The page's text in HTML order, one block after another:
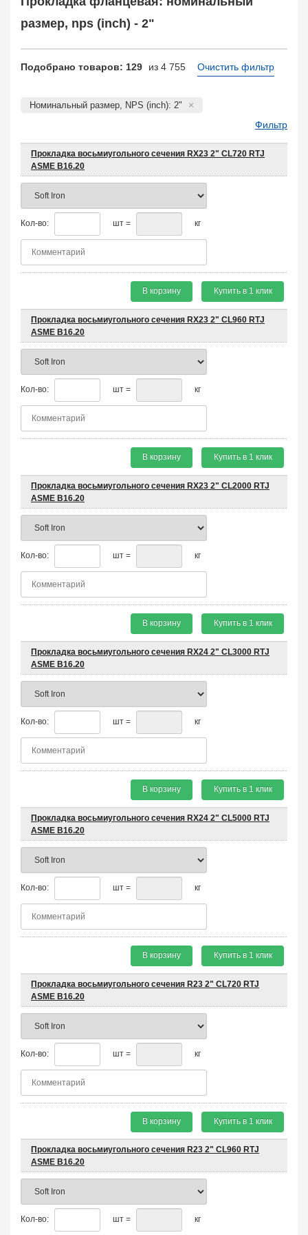
КОФ, ответный 4823
Отбортовка, втулка, кольцо
размер, nps (inch) - 2"
Подобрано товаров: 129 из 4 755 Очистить фильтр
Номинальный размер, NPS (inch): 2"
Фильтр
Прокладка восьмиугольного сечения RX23 2" CL720 RTJ
ASME B16.20
Кол-во: шт = кг
В корзину Купить в 1 клик
Прокладка восьмиугольного сечения RX23 2" CL960 RTJ
ASME B16.20
Кол-во: шт = кг
В корзину Купить в 1 клик
Прокладка восьмиугольного сечения RX23 2" CL2000 RTJ
ASME B16.20
Кол-во: шт = кг
В корзину Купить в 1 клик
Прокладка восьмиугольного сечения RX24 2" CL3000 RTJ
ASME B16.20
Кол-во: шт = кг
В корзину Купить в 1 клик
Прокладка восьмиугольного сечения RX24 2" CL5000 RTJ
ASME B16.20
Кол-во: шт = кг
В корзину Купить в 1 клик
Прокладка восьмиугольного сечения R23 2" CL720 RTJ
ASME B16.20
Кол-во: шт = кг
В корзину Купить в 1 клик
Прокладка восьмиугольного сечения R23 2" CL960 RTJ
ASME B16.20
Кол-во: шт = кг